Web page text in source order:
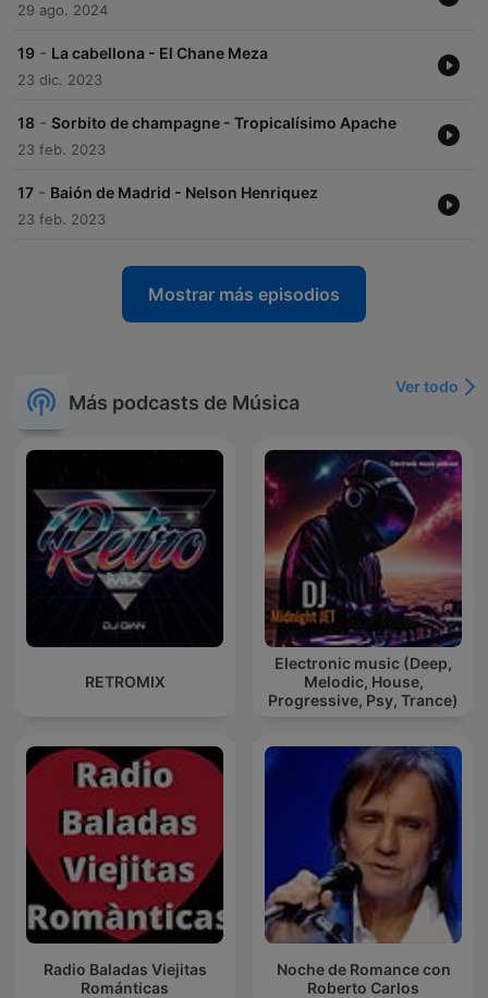
29 ago. 2024
19 - La cabellona - El Chane Meza
23 dic. 2023
18 - Sorbito de champagne - Tropicalísimo Apache
23 feb. 2023
17 - Baión de Madrid - Nelson Henriquez
23 feb. 2023
Mostrar más episodios
Más podcasts de Música
Ver todo
RETROMIX
Electronic music (Deep,
Melodic, House,
Progressive, Psy, Trance)
Radio Baladas Viejitas
Románticas
Noche de Romance con
Roberto Carlos